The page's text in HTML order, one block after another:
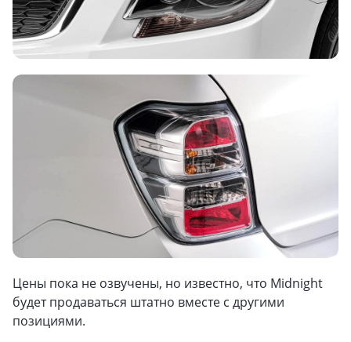
Цены пока не озвучены, но известно, что Midnight
будет продаваться штатно вместе с другими
позициями.